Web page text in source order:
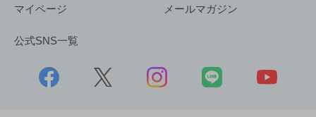
マイページ メールマガジン
公式SNS一覧